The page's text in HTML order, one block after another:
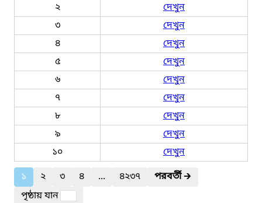
২
দেখুন
৩
দেখুন
৪
দেখুন
৫
দেখুন
৬
দেখুন
৭
দেখুন
৮
দেখুন
৯
দেখুন
১০
দেখুন
১
২ ৩ ৪ ... ৪২৩৭ পরবর্তী🡲
পৃষ্ঠায় যান